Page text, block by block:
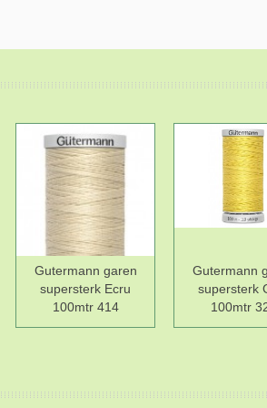
Gutermann garen
supersterk Ecru
100mtr 414
Gutermann
supersterk
100mtr